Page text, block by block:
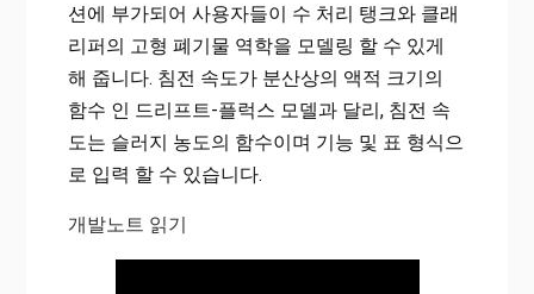
션에 부가되어 사용자들이 수 처리 탱크와 클래
리퍼의 고형 폐기물 역학을 모델링 할 수 있게
해 줍니다. 침전 속도가 분산상의 액적 크기의
함수 인 드리프트-플럭스 모델과 달리, 침전 속
도는 슬러지 농도의 함수이며 기능 및 표 형식으
로 입력 할 수 있습니다.
개발노트 읽기